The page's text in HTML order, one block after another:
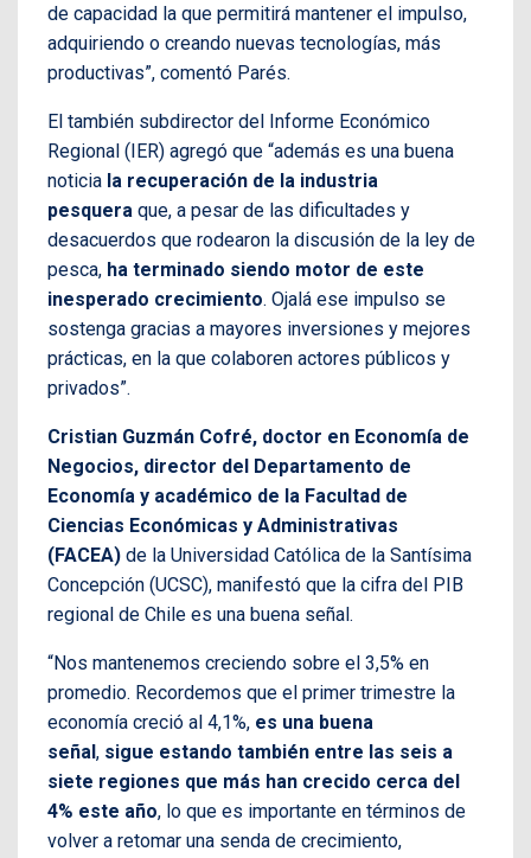
de capacidad la que permitirá mantener el impulso,
adquiriendo o creando nuevas tecnologías, más
productivas”, comentó Parés.
El también subdirector del Informe Económico
Regional (IER) agregó que “además es una buena
noticia la recuperación de la industria
pesquera que, a pesar de las dificultades y
desacuerdos que rodearon la discusión de la ley de
pesca, ha terminado siendo motor de este
inesperado crecimiento. Ojalá ese impulso se
sostenga gracias a mayores inversiones y mejores
prácticas, en la que colaboren actores públicos y
privados”.
Cristian Guzmán Cofré, doctor en Economía de
Negocios, director del Departamento de
Economía y académico de la Facultad de
Ciencias Económicas y Administrativas
(FACEA) de la Universidad Católica de la Santísima
Concepción (UCSC), manifestó que la cifra del PIB
regional de Chile es una buena señal.
“Nos mantenemos creciendo sobre el 3,5% en
promedio. Recordemos que el primer trimestre la
economía creció al 4,1%, es una buena
señal, sigue estando también entre las seis a
siete regiones que más han crecido cerca del
4% este año, lo que es importante en términos de
volver a retomar una senda de crecimiento,